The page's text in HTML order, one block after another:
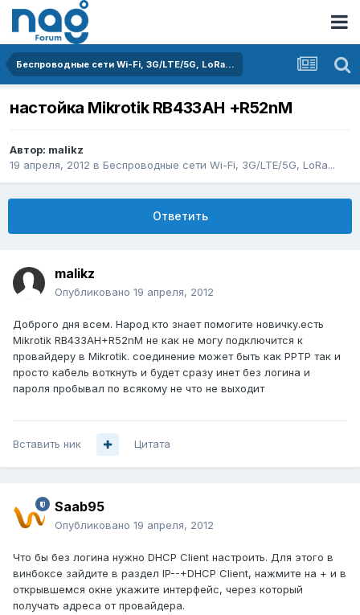
Беспроводные сети Wi-Fi, 3G/LTE/5G, LoRa...
настойка Mikrotik RB433AH +R52nM
Автор: malikz
19 апреля, 2012 в Беспроводные сети Wi-Fi, 3G/LTE/5G, LoRa...
Ответить
malikz
Опубликовано 19 апреля, 2012
Доброго дня всем. Народ кто знает помогите новичку.есть
Mikrotik RB433AH+R52nM не как не могу подключится к
провайдеру в Mikrotik. соединение может быть как РРТР так и
просто кабель воткнуть и будет сразу инет без логина и
пароля пробывал по всякому не что не выходит
Вставить ник Цитата
Saab95
Опубликовано 19 апреля, 2012
Что бы без логина нужно DHCP Client настроить. Для этого в
винбоксе зайдите в раздел IP--+DHCP Client, нажмите на + и в
открывшемся окне укажите интерфейс, через который
получать адреса от провайдера.